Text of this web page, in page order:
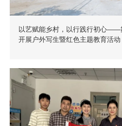
以艺赋能乡村，以行践行初心——
开展户外写生暨红色主题教育活动